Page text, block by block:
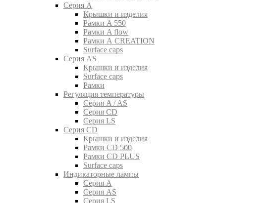
Серия A
Крышки и изделия
Рамки A 550
Рамки A flow
Рамки A CREATION
Surface caps
Серия AS
Крышки и изделия
Surface caps
Рамки
Регуляция температуры
Серия A / AS
Серия CD
Серия LS
Серия CD
Крышки и изделия
Рамки CD 500
Рамки CD PLUS
Surface caps
Индикаторные лампы
Серия A
Серия AS
Серия LS